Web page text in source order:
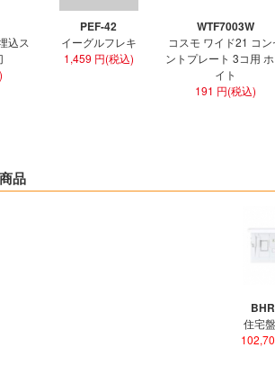
込ス
PEF-42
イーグルフレキ
1,459 円(税込)
WTF7003W
コスモ ワイド21 コン
ントプレート 3コ用
イト
191 円(税込)
品
住宅